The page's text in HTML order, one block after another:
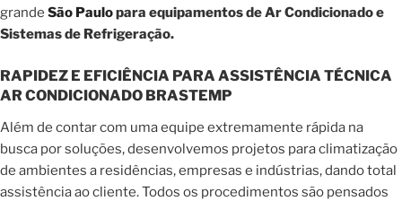
grande São Paulopara equipamentos de Ar Condicionado e
Sistemas de Refrigeração.
RAPIDEZ E EFICIÊNCIA PARA ASSISTÊNCIA TÉCNICA
AR CONDICIONADO BRASTEMP
Além de contar com uma equipe extremamente rápida na
busca por soluções, desenvolvemos projetos para climatização
de ambientes a residências, empresas e indústrias, dando total
assistência ao cliente. Todos os procedimentos são pensados